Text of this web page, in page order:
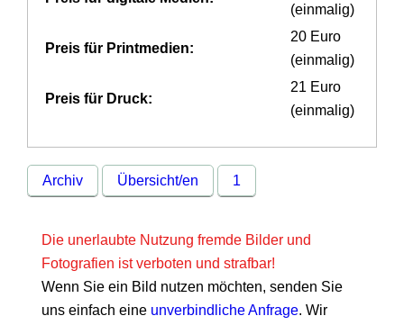
(einmalig)
Preis für Printmedien:
20 Euro
(einmalig)
Preis für Druck:
21 Euro
(einmalig)
Archiv Übersicht/en 1
Die unerlaubte Nutzung fremde Bilder und
Fotografien ist verboten und strafbar!
Wenn Sie ein Bild nutzen möchten, senden Sie
uns einfach eine unverbindliche Anfrage. Wir